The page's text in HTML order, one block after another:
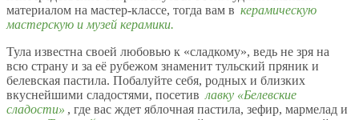
материалом на мастер-классе, тогда вам в керамическую
мастерскую и музей керамики.
Тула известна своей любовью к «сладкому», ведь не зря на
всю страну и за её рубежом знаменит тульский пряник и
белевская пастила. Побалуйте себя, родных и близких
вкуснейшими сладостями, посетив лавку «Белевские
сладости» , где вас ждет яблочная пастила, зефир, мармелад и